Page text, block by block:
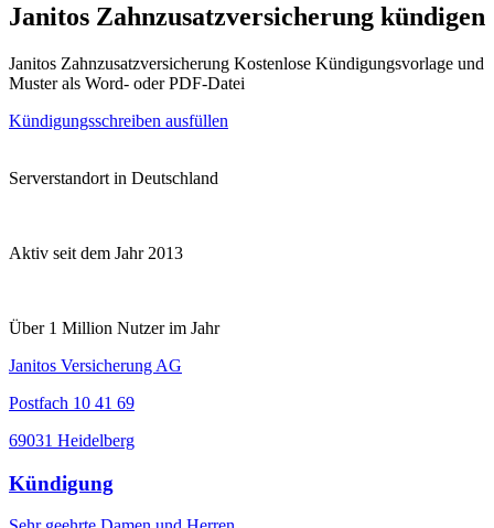
Janitos Zahnzusatzversicherung kündigen
Janitos Zahnzusatzversicherung Kostenlose Kündigungsvorlage und
Muster als Word- oder PDF-Datei
Kündigungsschreiben ausfüllen
Serverstandort in Deutschland
Aktiv seit dem Jahr 2013
Über 1 Million Nutzer im Jahr
Janitos Versicherung AG
Postfach 10 41 69
69031 Heidelberg
Kündigung